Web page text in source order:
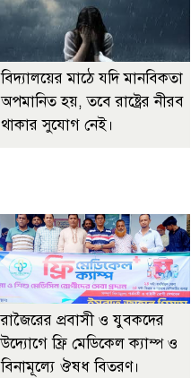
বিদ্যালয়ের মাঠে যদি মানবিকতা
অপমানিত হয়, তবে রাষ্ট্রের নীরব
থাকার সুযোগ নেই।
রাজৈরের‌ প্রবাসী ও যুবকদের
উদ্যোগে ফ্রি মেডিকেল ক্যাম্প ও
বিনামূল্যে ঔষধ বিতরণ।